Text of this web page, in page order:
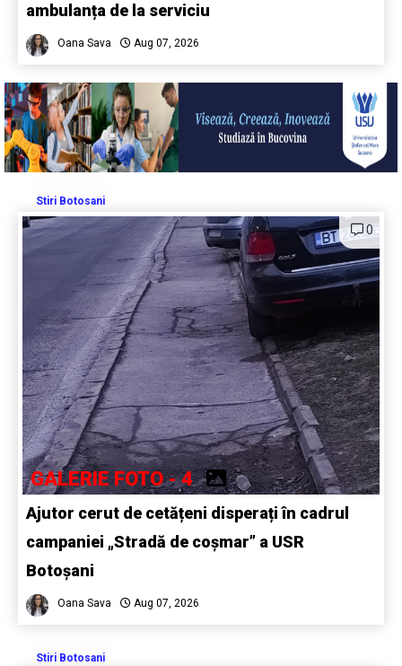
ambulanța de la serviciu
Oana Sava Aug 07, 2026
Stiri Botosani
0
GALERIE FOTO - 4
Ajutor cerut de cetățeni disperați în cadrul
campaniei „Stradă de coșmar” a USR
Botoșani
Oana Sava Aug 07, 2026
Stiri Botosani